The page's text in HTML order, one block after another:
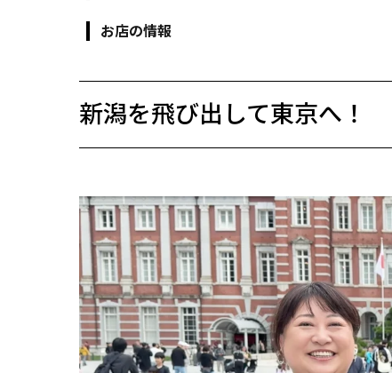
お店の情報
新潟を飛び出して東京へ！